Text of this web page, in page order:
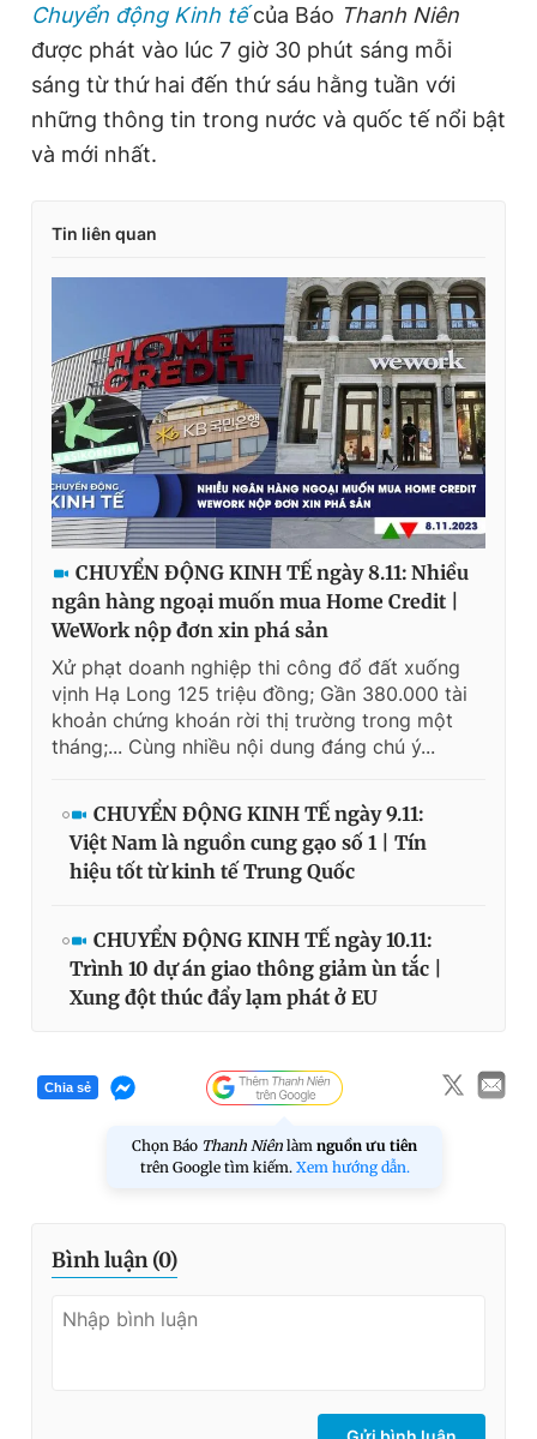
r
e
n
m
e
t
Chuyển động Kinh tếcủa Báo Thanh Niên
được phát vào lúc 7 giờ 30 phút sáng mỗi
sáng từ thứ hai đến thứ sáu hằng tuần với
những thông tin trong nước và quốc tế nổi bật
và mới nhất.
Tin liên quan
CHUYỂN ĐỘNG KINH TẾ ngày 8.11: Nhiều
ngân hàng ngoại muốn mua Home Credit |
WeWork nộp đơn xin phá sản
Xử phạt doanh nghiệp thi công đổ đất xuống
vịnh Hạ Long 125 triệu đồng; Gần 380.000 tài
khoản chứng khoán rời thị trường trong một
tháng;... Cùng nhiều nội dung đáng chú ý...
CHUYỂN ĐỘNG KINH TẾ ngày 9.11:
Việt Nam là nguồn cung gạo số 1 | Tín
hiệu tốt từ kinh tế Trung Quốc
CHUYỂN ĐỘNG KINH TẾ ngày 10.11:
Trình 10 dự án giao thông giảm ùn tắc |
Xung đột thúc đẩy lạm phát ở EU
Chia sẻ
Chọn Báo Thanh Niên làm nguồn ưu tiên
trên Google tìm kiếm. Xem hướng dẫn.
Bình luận (0)